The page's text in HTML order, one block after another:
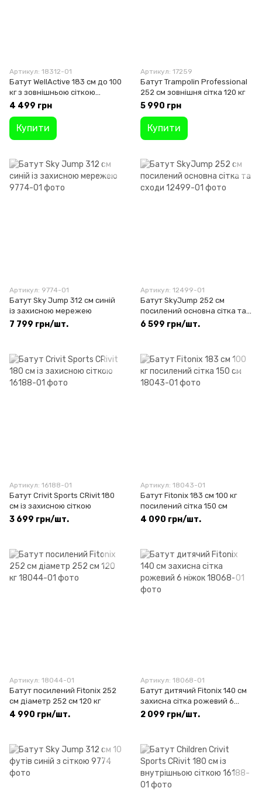
Артикул: 18312-01
Батут WellActive 183 см до 100
кг з зовнішньою сіткою
стрибковий Синій
4 499 грн
Купити
Артикул: 17259
Батут Trampolin Professional
252 см зовнішня сітка 120 кг
5 990 грн
Купити
Артикул: 9774-01
Батут Sky Jump 312 см синій
із захисною мережею
7 799 грн/шт.
Артикул: 12499-01
Батут SkyJump 252 см
посилений основна сітка та
сходи
6 599 грн/шт.
Артикул: 16188-01
Батут Crivit Sports CRivit 180
см із захисною сіткою
3 699 грн/шт.
Артикул: 18043-01
Батут Fitonix 183 см 100 кг
посилений сітка 150 см
4 090 грн/шт.
Артикул: 18044-01
Батут посилений Fitonix 252
см діаметр 252 см 120 кг
4 990 грн/шт.
Артикул: 18068-01
Батут дитячий Fitonix 140 см
захисна сітка рожевий 6
ніжок
2 099 грн/шт.